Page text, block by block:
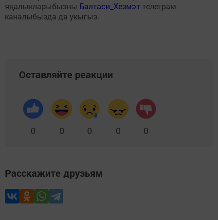
яңалыкларыбызны Балтаси_Хезмэт телеграм
каналыбызда да укыгыз.
Оставляйте реакции
0 0 0 0 0
Расскажите друзьям